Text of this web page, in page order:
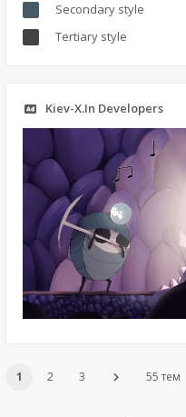
Secondary style
Tertiary style
Kiev-X.In Developers
1 2 3 55 тем